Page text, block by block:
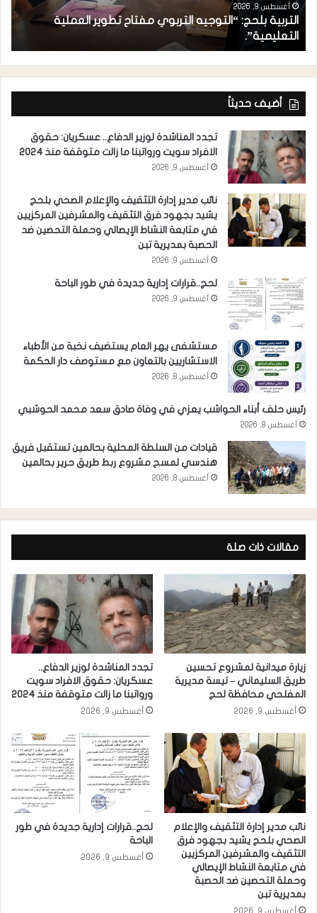
أغسطس 9, 2026
التربية بلحج: “التوجيه التربوي مفتاح تطوير العملية
التعليمية”.
أضيف حديثاً
تجدد المناشدة لوزير الدفاع.. عسكريان: حقوق
الافراد سويت ورواتبنا ما زالت متوقفة منذ 2024
أغسطس 9, 2026
نائب مدير إدارة التثقيف والإعلام الصحي بلحج
يشيد بجهود فرق التثقيف والمشرفين المركزيين
في متابعة النشاط الإيصالي وحملة التحصين ضد
الحصبة بمديرية تبن
أغسطس 9, 2026
لحج..قرارات إدارية جديدة في طور الباحة
أغسطس 9, 2026
مستشفى يهر العام يستضيف نخبة من الأطباء
الاستشاريين بالتعاون مع مستوصف دار الحكمة
أغسطس 8, 2026
رئيس حلف أبناء الحواشب يعزي في وفاة صادق سعد محمد الحوشبي
أغسطس 8, 2026
قيادات من السلطة المحلية بحالمين تستقبل فريق
هندسي لمسح مشروع ربط طريق حرير بحالمين
أغسطس 8, 2026
مقالات ذات صلة
زيارة ميدانية لمشروع تحسين
طريق السليماني – تيسة مديرية
المفلحي محافظة لحج
أغسطس 9, 2026
تجدد المناشدة لوزير الدفاع..
عسكريان: حقوق الافراد سويت
ورواتبنا ما زالت متوقفة منذ 2024
أغسطس 9, 2026
نائب مدير إدارة التثقيف والإعلام
الصحي بلحج يشيد بجهود فرق
التثقيف والمشرفين المركزيين
في متابعة النشاط الإيصالي
وحملة التحصين ضد الحصبة
بمديرية تبن
أغسطس 9, 2026
لحج..قرارات إدارية جديدة في طور
الباحة
أغسطس 9, 2026